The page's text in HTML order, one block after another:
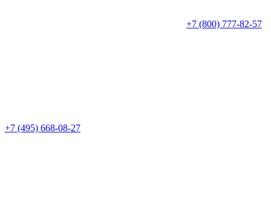
+7 (800) 777-82-57
+7 (495) 668-08-27